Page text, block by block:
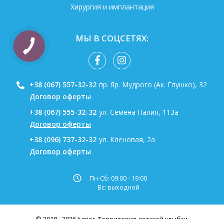
Хирургия и имплантация
МЫ В СОЦСЕТЯХ:
+38 (067) 557-32-32 пр. Яр. Мудрого (Ак. Глушко), 32
Договор оферты
+38 (067) 555-32-32 ул. Семена Палия, 113а
Договор оферты
+38 (096) 737-32-32 ул. Кленовая, 2а
Договор оферты
Пн-Сб: 09:00 - 19:00
Вс: выходной